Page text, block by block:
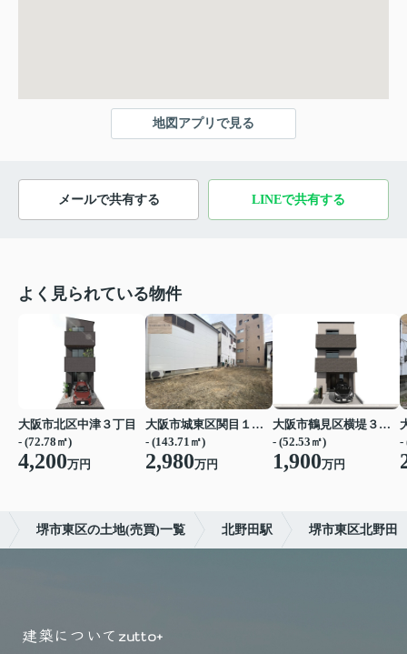
地図アプリで見る
メールで共有する LINEで共有する
よく見られている物件
大阪市北区中津３丁目
- (72.78㎡)
4,200万円
大阪市城東区関目１丁目
- (143.71㎡)
2,980万円
大阪市鶴見区横堤３丁目
- (52.53㎡)
1,900万円
-
堺市東区の土地(売買)一覧 北野田駅 堺市東区北野田
建築について zutto+